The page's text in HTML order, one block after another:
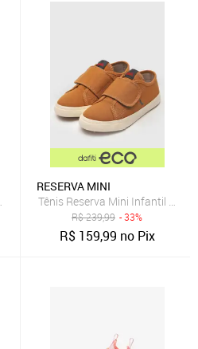
Preto
RESERVA MINI
Tênis Reserva Mini Infantil Logo
R$239,99 - 33%
R$ 159,99 no Pix